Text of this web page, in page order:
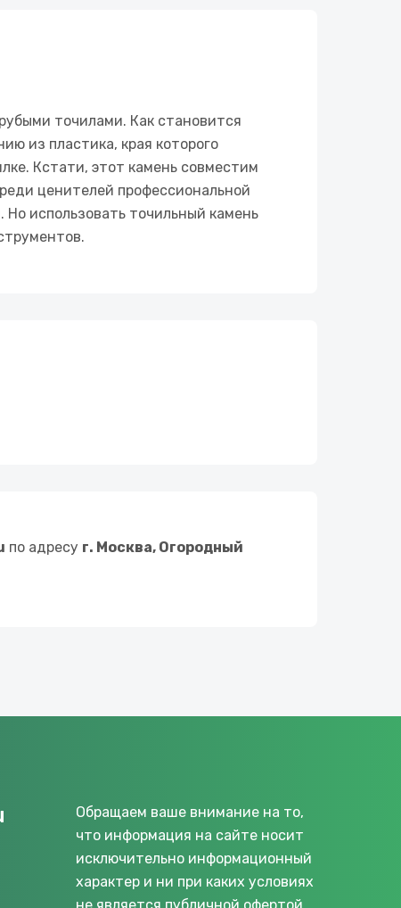
точилами. Как становится
из пластика, края которого
Кстати, этот камень совместим
ценителей профессиональной
использовать точильный камень
по адресу г. Москва, Огородный
Обращаем ваше внимание на то,
что информация на сайте носит
исключительно информационный
характер и ни при каких условиях